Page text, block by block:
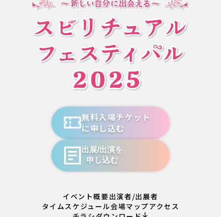
無料入場チケット
に申し込む
出展/出演を
申し込む
イベント概要出演者/出展者
タイムスケジュール会場マップアクセス